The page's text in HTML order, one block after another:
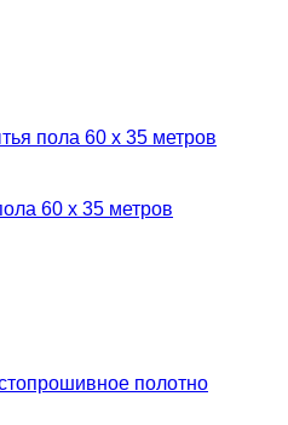
60 х 35 метров